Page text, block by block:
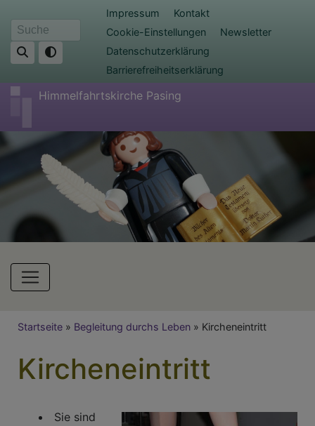
zum
Inhalt
Suche
Fußbereichsmenü
Impressum
Kontakt
Cookie-Einstellungen
Newsletter
Datenschutzerklärung
Barrierefreiheitserklärung
Himmelfahrtskirche Pasing
Hauptnavigation
Breadcrumb
Startseite Begleitung durchs Leben Kircheneintritt
Kircheneintritt
Sie sind